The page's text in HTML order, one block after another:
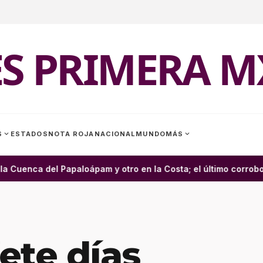
PRIMERA
expand_more ESTADOS NOTA ROJA NACIONAL MUNDOMÁS expand_more
del Papaloápam y otro en la Costa; el último